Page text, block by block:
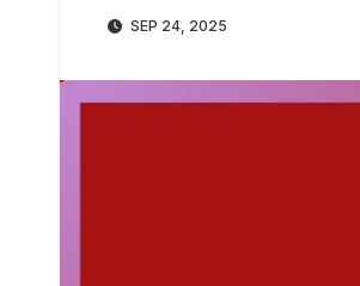
SEP 24, 2025